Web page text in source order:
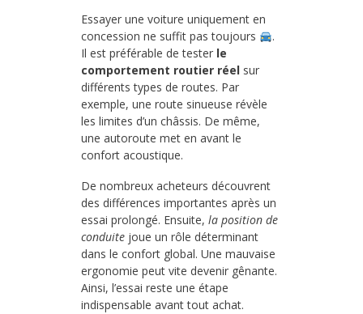
Essayer une voiture uniquement en
concession ne suffit pas toujours
.
Il est préférable de tester le
comportement routier réel sur
différents types de routes. Par
exemple, une route sinueuse révèle
les limites d’un châssis. De même,
une autoroute met en avant le
confort acoustique.
De nombreux acheteurs découvrent
des différences importantes après un
essai prolongé. Ensuite, la position de
conduite joue un rôle déterminant
dans le confort global. Une mauvaise
ergonomie peut vite devenir gênante.
Ainsi, l’essai reste une étape
indispensable avant tout achat.